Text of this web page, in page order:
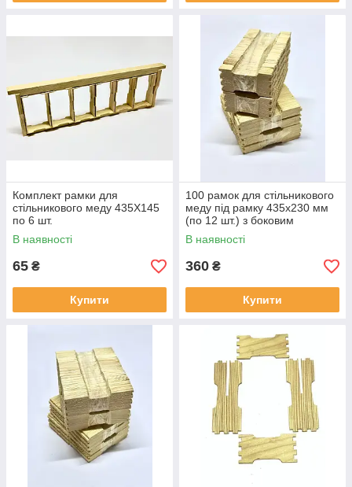
Комплект рамки для
стільникового меду 435Х145
по 6 шт.
В наявності
65 ₴
Купити
100 рамок для стільникового
меду під рамку 435x230 мм
(по 12 шт.) з боковим
пропилом
В наявності
360 ₴
Купити